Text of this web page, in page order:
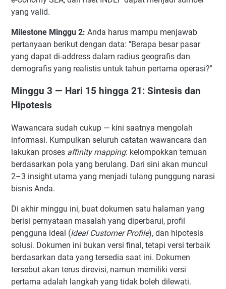
yang valid.
Milestone Minggu 2: Anda harus mampu menjawab
pertanyaan berikut dengan data: "Berapa besar pasar
yang dapat di-address dalam radius geografis dan
demografis yang realistis untuk tahun pertama operasi?"
Minggu 3 — Hari 15 hingga 21: Sintesis dan
Hipotesis
Wawancara sudah cukup — kini saatnya mengolah
informasi. Kumpulkan seluruh catatan wawancara dan
lakukan proses affinity mapping: kelompokkan temuan
berdasarkan pola yang berulang. Dari sini akan muncul
2–3 insight utama yang menjadi tulang punggung narasi
bisnis Anda.
Di akhir minggu ini, buat dokumen satu halaman yang
berisi pernyataan masalah yang diperbarui, profil
pengguna ideal (Ideal Customer Profile), dan hipotesis
solusi. Dokumen ini bukan versi final, tetapi versi terbaik
berdasarkan data yang tersedia saat ini. Dokumen
tersebut akan terus direvisi, namun memiliki versi
pertama adalah langkah yang tidak boleh dilewati.